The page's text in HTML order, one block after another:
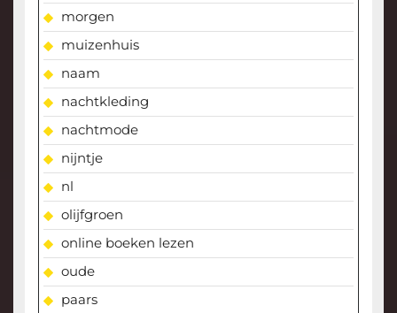
morgen
muizenhuis
naam
nachtkleding
nachtmode
nijntje
nl
olijfgroen
online boeken lezen
oude
paars